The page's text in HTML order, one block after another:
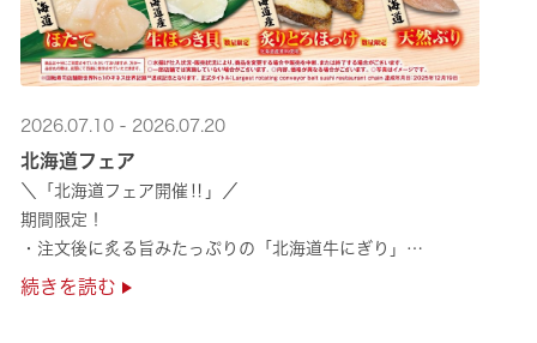
2026.07.10 - 2026.07.20
北海道フェア
＼「北海道フェア開催‼」／
期間限定！
・注文後に炙る旨みたっぷりの「北海道牛にぎり」
・濃厚な甘みの「北海道ほたて」
続きを読む